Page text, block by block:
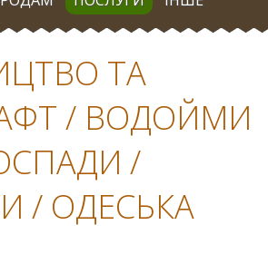
ТА
/ ВОДОЙМИ
/
/ ОДЕСЬКА